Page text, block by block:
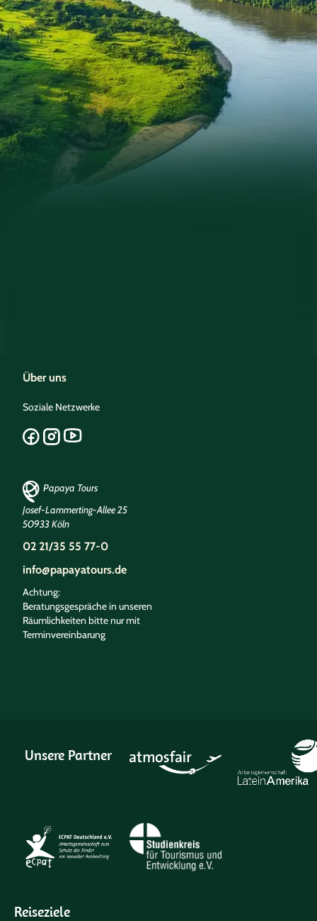
Über uns
Soziale Netzwerke
Papaya Tours
Josef-Lammerting-Allee 25
50933 Köln
02 21/35 55 77-0
info@papayatours.de
Achtung:
Beratungsgespräche in unseren
Räumlichkeiten bitte nur mit
Terminvereinbarung
Unsere Partner
Reiseziele